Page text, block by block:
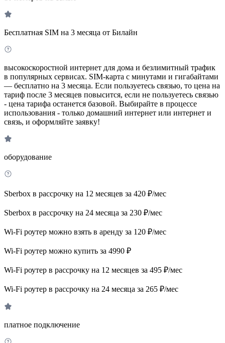
Бесплатная SIM на 3 месяца от Билайн
высокоскоростной интернет для дома и безлимитный трафик
в популярных сервисах. SIM-карта с минутами и гигабайтами
— бесплатно на 3 месяца. Если пользуетесь связью, то цена на
тариф после 3 месяцев повысится, если не пользуетесь связью
- цена тарифа останется базовой. Выбирайте в процессе
использования - только домашний интернет или интернет и
связь, и оформляйте заявку!
оборудование
Sberbox в рассрочку на 12 месяцев за 420 ₽/мес
Sberbox в рассрочку на 24 месяца за 230 ₽/мес
Wi-Fi роутер можно взять в аренду за 120 ₽/мес
Wi-Fi роутер можно купить за 4990 ₽
Wi-Fi роутер в рассрочку на 12 месяцев за 495 ₽/мес
Wi-Fi роутер в рассрочку на 24 месяца за 265 ₽/мес
платное подключение